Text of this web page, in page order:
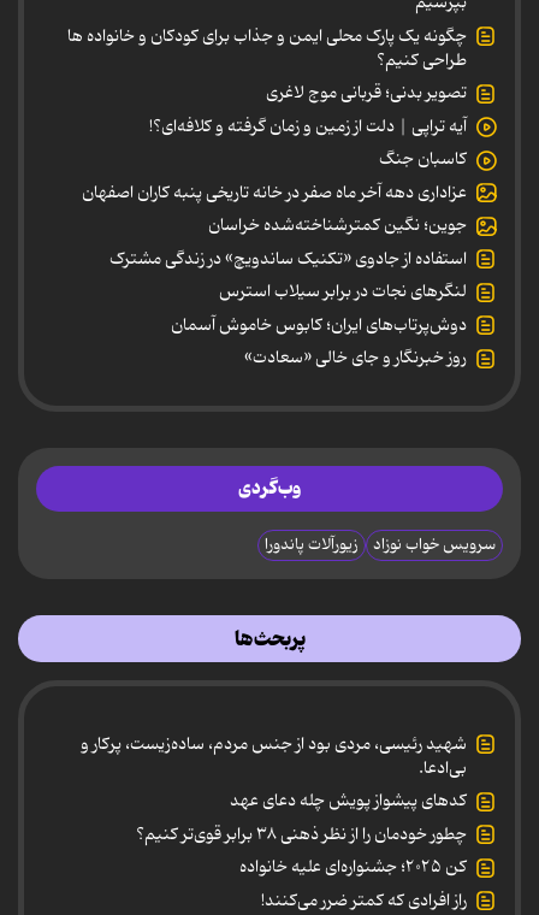
چگونه یک پارک محلی ایمن و جذاب برای کودکان و خانواده ها
طراحی کنیم؟
تصویر بدنی؛ قربانی موج لاغری
آیه تراپی | دلت از زمین و زمان گرفته و کلافه‌ای؟!
کاسبان جنگ
عزاداری دهه آخر ماه صفر در خانه تاریخی پنبه کاران اصفهان
جوین؛ نگین کمترشناخته‌شده خراسان
استفاده از جادوی «تکنیک ساندویچ» در زندگی مشترک
لنگرهای نجات در برابر سیلاب استرس
دوش‌پرتاب‌های ایران؛ کابوس خاموش آسمان
روز خبرنگار و جای خالی «سعادت»
وب‌گردی
سرویس خواب نوزاد زیورآلات پاندورا
پربحث‌ها
شهید رئیسی، مردی بود از جنس مردم، ساده‌زیست، پرکار و
بی‌ادعا.
کدهای پیشواز پویش چله دعای عهد
چطور خودمان را از نظر ذهنی ۳۸ برابر قوی‌تر کنیم؟
کن ۲۰۲۵؛ جشنواره‌ای علیه خانواده
راز افرادی که کمتر ضرر می‌کنند!